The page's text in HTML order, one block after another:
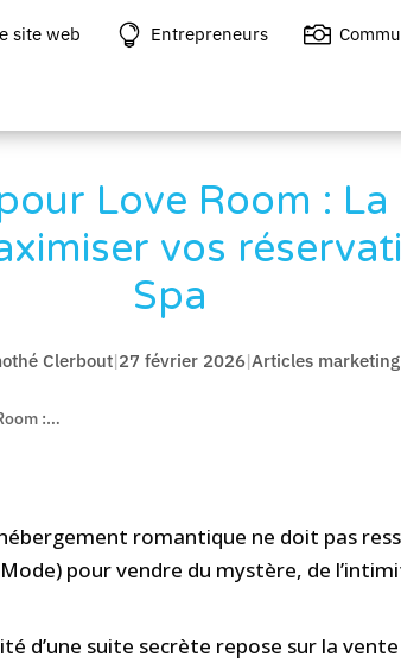
site web  Entrepreneurs 
Love Room :
vos
Spa
Clerbout|27 février 2026|Articles marketing
:…
romantique ne doit pas
pour vendre du mystère, de
d’une suite secrète repose sur la